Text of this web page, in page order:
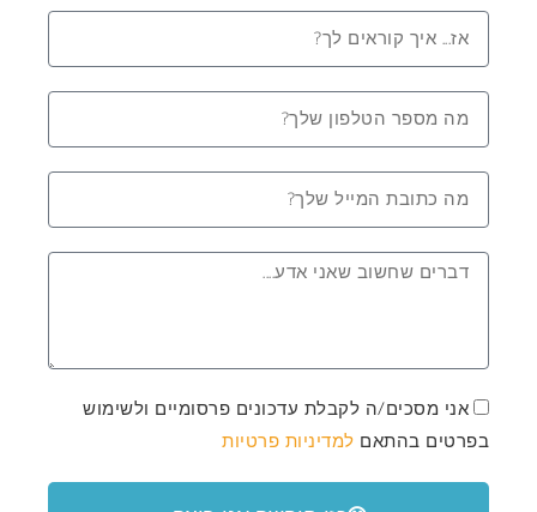
אני מסכים/ה לקבלת עדכונים פרסומיים ולשימוש
בפרטים בהתאם למדיניות פרטיות